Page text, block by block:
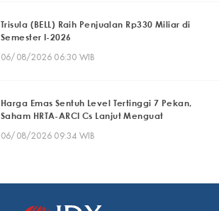
Trisula (BELL) Raih Penjualan Rp330 Miliar di
Semester I-2026
06/08/2026 06:30 WIB
Harga Emas Sentuh Level Tertinggi 7 Pekan,
Saham HRTA-ARCI Cs Lanjut Menguat
06/08/2026 09:34 WIB